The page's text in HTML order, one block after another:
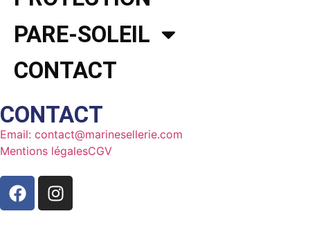
PARE-SOLEIL
CONTACT
CONTACT
Email: contact@marinesellerie.com
Mentions légalesCGV